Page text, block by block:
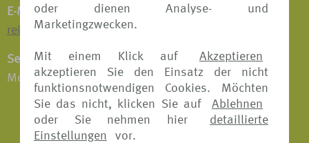
oder dienen Analyse- und
Marketingzwecken.
Mit einem Klick auf
Akzeptieren
akzeptieren Sie den Einsatz der nicht
funktionsnotwendigen Cookies. Möchten
Sie das nicht, klicken Sie auf
Ablehnen
oder Sie nehmen hier
detaillierte
Einstellungen
vor.
E-Mail:
reiseversicherungen@tui.de
Servicezeiten:
Montag - Freitag: 09:00 - 16:00 Uhr